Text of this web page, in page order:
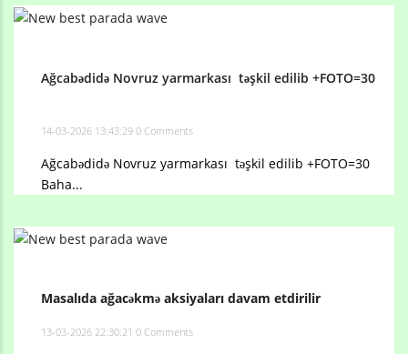
Ağcabədidə Novruz yarmarkası təşkil edilib +FOTO=30
14-03-2026 13:43:29 0 Comments
Ağcabədidə Novruz yarmarkası təşkil edilib +FOTO=30
Baha...
Masalıda ağacəkmə aksiyaları davam etdirilir
13-03-2026 22:30:21 0 Comments